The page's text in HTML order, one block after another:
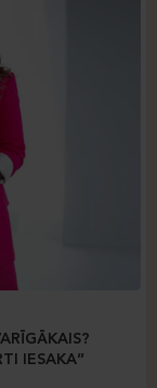
IESAKA”